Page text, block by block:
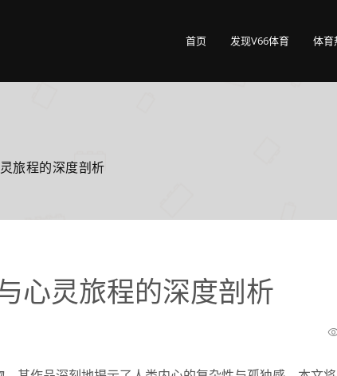
首页 发现V66体育 体育
旅程的深度剖析
心灵旅程的深度剖析